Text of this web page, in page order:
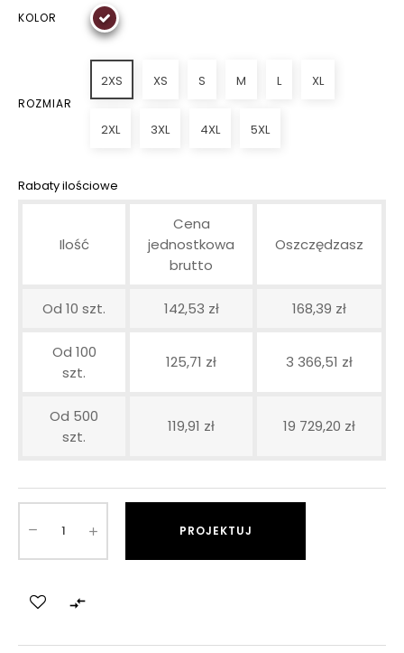
KOLOR
ROZMIAR
2XS XS S M L XL
2XL 3XL 4XL 5XL
Rabaty ilościowe
Ilość
Cena
jednostkowa
brutto
Oszczędzasz
Od 10 szt. 142,53 zł 168,39 zł
Od 100
szt.
125,71 zł 3 366,51 zł
Od 500
szt.
119,91 zł 19 729,20 zł
PROJEKTUJ
